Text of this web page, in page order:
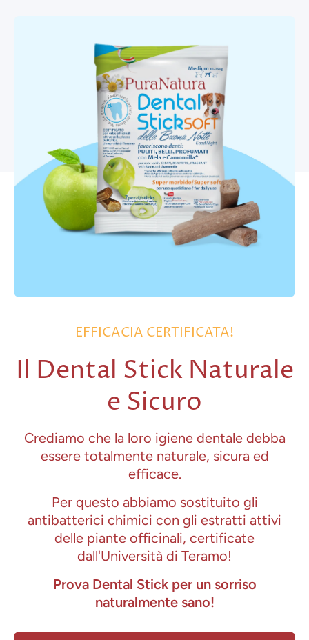
EFFICACIA CERTIFICATA!
Il Dental Stick Naturale
e Sicuro
Crediamo che la loro igiene dentale debba
essere totalmente naturale, sicura ed
efficace.
Per questo abbiamo sostituito gli
antibatterici chimici con gli estratti attivi
delle piante officinali, certificate
dall'Università di Teramo!
Prova Dental Stick per un sorriso
naturalmente sano!